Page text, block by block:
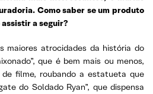
Como saber se um produto
assistir a seguir?
maiores atrocidades da história do
que é bem mais ou menos,
filme, roubando a estatueta que
do Soldado Ryan”, que dispensa